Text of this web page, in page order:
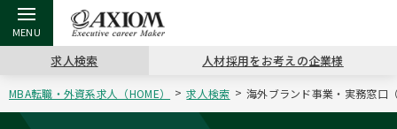
戻る 戻る
戻る
戻る 戻る
戻る
戻る 戻る
戻る
戻る
戻る
求人検索 人材採用をお考えの企業様
MBA転職・外資系求人（HOME） 求人検索 海外ブランド事業・実務窓口